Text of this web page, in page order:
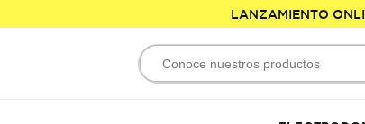
LANZAMIENTO
Conoce nuestros productos